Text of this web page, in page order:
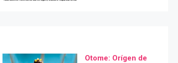
Otome: Orígen de